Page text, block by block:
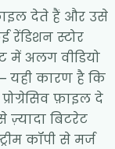
देते हैं और उसे
रेंडिशन स्टोर
में अलग वीडियो
यही कारण है कि
फ़ाइल दे
ज़्यादा बिटरेट
कॉपी से मर्ज